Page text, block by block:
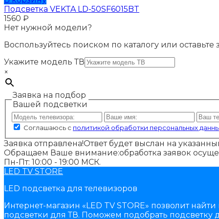
Подсветка VEKTA LD-50SF6015BT
1560 ₽
Нет нужной модели?
Воспользуйтесь поиском по каталогу или
Укажите модель ТВ
×
Заявка на подбор
Вашей подсветки
Соглашаюсь с политикой обработки персональных
Заявка отправлена!Ответ будет выслан на
Обращаем Ваше внимание:обработка заявок
Пн-Пт: 10:00 - 19:00 МСК.
LED TV STORE
LED подсветка для телевизоров
Интернет-магазин «LED TV STORE» позволит
подсветки для ТВ. Поможем подобрать подсветку